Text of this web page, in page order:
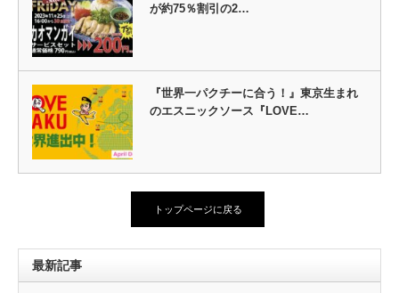
が約75％割引の2…
『世界一パクチーに合う！』東京生まれ
のエスニックソース『LOVE…
トップページに戻る
最新記事